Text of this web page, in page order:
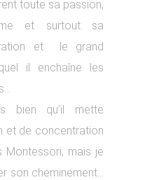
toute sa passion,
et surtout sa
et le grand
il enchaîne les
bien qu’il mette
et de concentration
Montessori, mais je
son cheminement…